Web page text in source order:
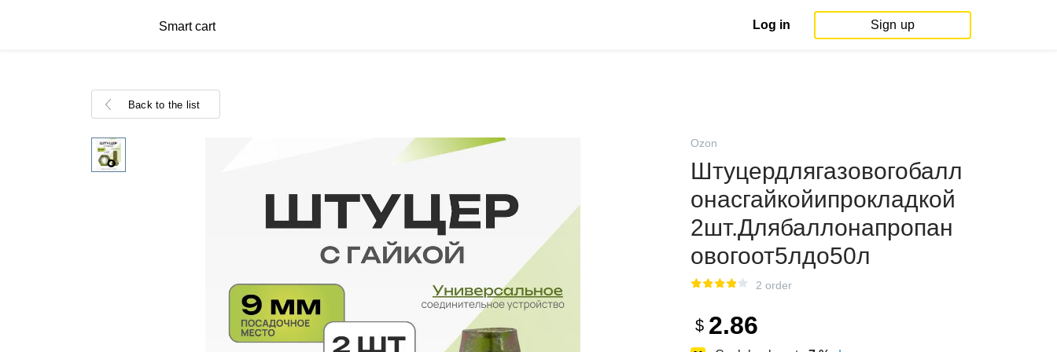
Smart cart Log in Sign up
Back to the list
Ozon
Штуцердлягазовогобалл
онасгайкойипрокладкой
2шт.Длябаллонапропан
овогоот5лдо50л
2 order
$ 2.86